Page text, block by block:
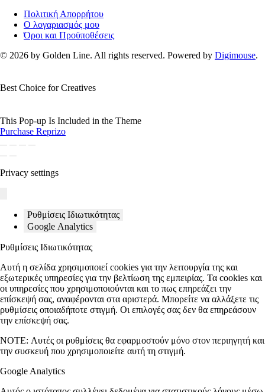
Πολιτική Απορρήτου
Ο λογαριασμός μου
Όροι και Προϋποθέσεις
© 2026 by Golden Line. All rights reserved. Powered by Digimouse.
Best Choice for Creatives
This Pop-up Is Included in the Theme
Purchase Reprizo
Privacy settings
Ρυθμίσεις Ιδιωτικότητας
Google Analytics
Ρυθμίσεις Ιδιωτικότητας
Αυτή η σελίδα χρησιμοποιεί cookies για την λειτουργία της και
εξωτερικές υπηρεσίες για την βελτίωση της εμπειρίας. Τα cookies και
οι υπηρεσίες που χρησιμοποιούνται και το πως επηρεάζει την
επίσκεψή σας, αναφέρονται στα αριστερά. Μπορείτε να αλλάξετε τις
ρυθμίσεις οποιαδήποτε στιγμή. Οι επιλογές σας δεν θα επηρεάσουν
την επίσκεψή σας.
NOTE: Αυτές οι ρυθμίσεις θα εφαρμοστούν μόνο στον περιηγητή και
την συσκευή που χρησιμοποιείτε αυτή τη στιγμή.
Google Analytics